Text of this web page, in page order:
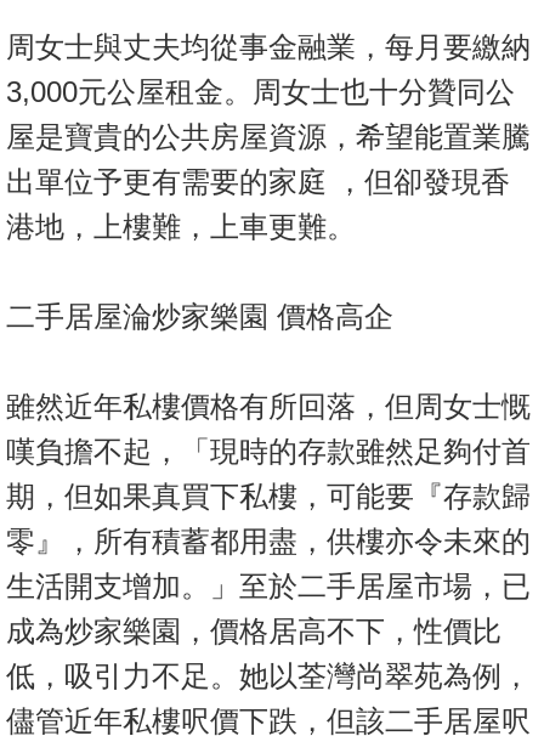
周女士與丈夫均從事金融業，每月要繳納
3,000元公屋租金。周女士也十分贊同公
屋是寶貴的公共房屋資源，希望能置業騰
出單位予更有需要的家庭 ，但卻發現香
港地，上樓難，上車更難。
二手居屋淪炒家樂園 價格高企
雖然近年私樓價格有所回落，但周女士慨
嘆負擔不起，「現時的存款雖然足夠付首
期，但如果真買下私樓，可能要『存款歸
零』，所有積蓄都用盡，供樓亦令未來的
生活開支增加。」至於二手居屋市場，已
成為炒家樂園，價格居高不下，性價比
低，吸引力不足。她以荃灣尚翠苑為例，
儘管近年私樓呎價下跌，但該二手居屋呎